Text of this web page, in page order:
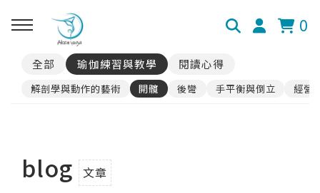
0
全部 瑜伽練習與教學 閱讀心得
解剖學與動作的藝術 開髖 後彎 手平衡與倒立 經營
blog 文章